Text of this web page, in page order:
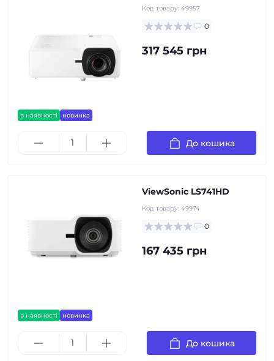
в наявності новинка
Код товару: 49957
0
317 545 грн
До кошика
в наявності новинка
ViewSonic LS741HD
Код товару: 49974
0
167 435 грн
До кошика